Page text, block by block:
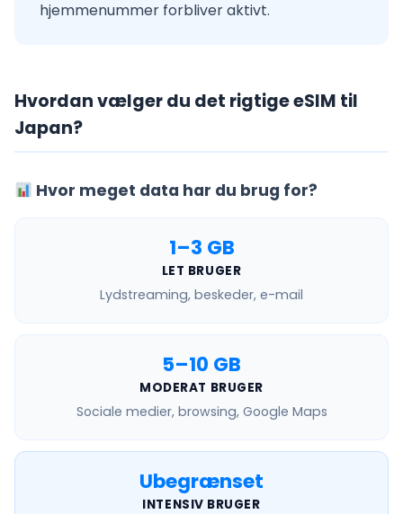
hjemmenummer forbliver aktivt.
Hvordan vælger du det rigtige eSIM til
Japan?
Hvor meget data har du brug for?
1–3 GB
LET BRUGER
Lydstreaming, beskeder, e-mail
5–10 GB
MODERAT BRUGER
Sociale medier, browsing, Google Maps
Ubegrænset
INTENSIV BRUGER